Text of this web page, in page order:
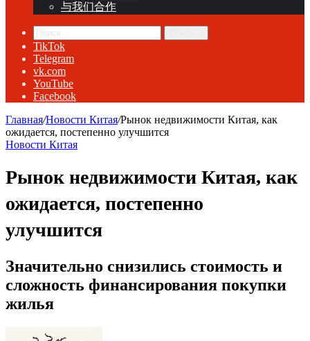
与我们合作
TikTok
Telegram
vk.com
YouTube
Facebook
Главная/Новости Китая/Рынок недвижимости Китая, как
ожидается, постепенно улучшится
Новости Китая
Рынок недвижимости Китая, как
ожидается, постепенно
улучшится
Значительно снизились стоимость и
сложность финансирования покупки
жилья